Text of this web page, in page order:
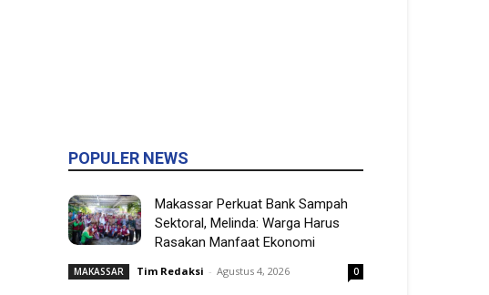
POPULER NEWS
Makassar Perkuat Bank Sampah
Sektoral, Melinda: Warga Harus
Rasakan Manfaat Ekonomi
MAKASSAR Tim Redaksi - Agustus 4, 2026 0